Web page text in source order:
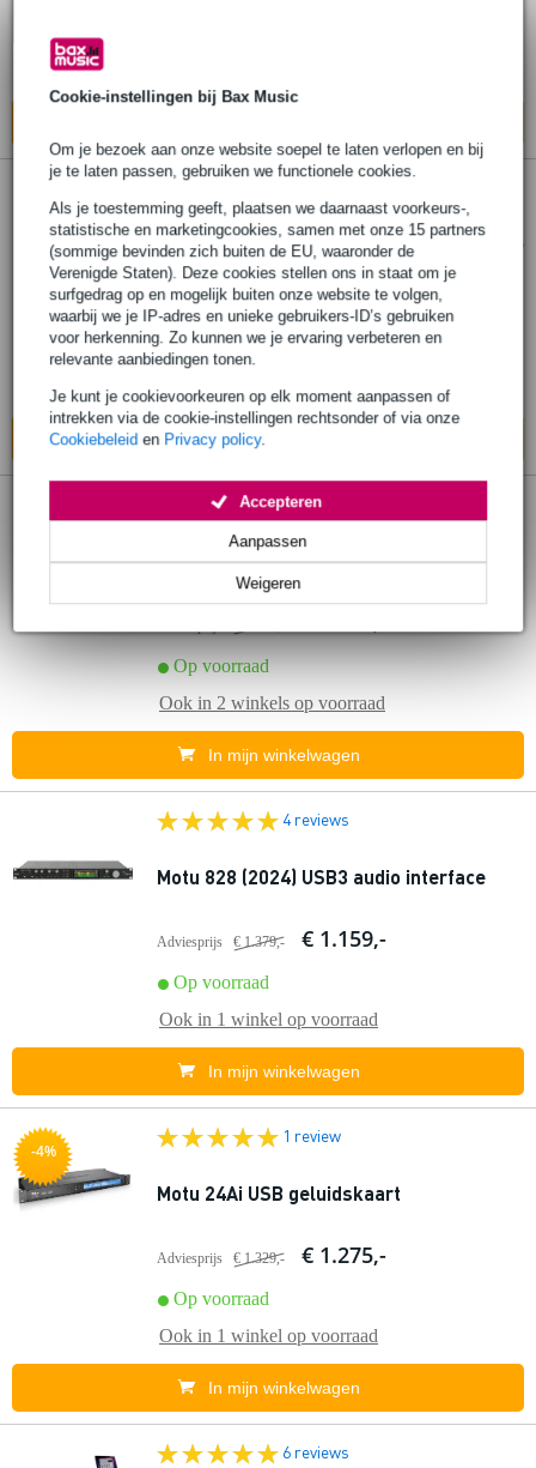
Cookie-instellingen bij Bax Music
Om je bezoek aan onze website soepel te laten verlopen en bij
je te laten passen, gebruiken we functionele cookies.
Als je toestemming geeft, plaatsen we daarnaast voorkeurs-,
statistische en marketingcookies, samen met onze 15 partners
(sommige bevinden zich buiten de EU, waaronder de
Verenigde Staten). Deze cookies stellen ons in staat om je
surfgedrag op en mogelijk buiten onze website te volgen,
waarbij we je IP-adres en unieke gebruikers-ID’s gebruiken
voor herkenning. Zo kunnen we je ervaring verbeteren en
relevante aanbiedingen tonen.
Je kunt je cookievoorkeuren op elk moment aanpassen of
intrekken via de cookie-instellingen rechtsonder of via onze
Cookiebeleid en Privacy policy.
Weigeren
Aanpassen
Accepteren
Motu UltraLite mk5 USB-C audio interface
Adviesprijs € 869,- € 798,-
Op voorraad
Ook in
1 winkelop voorraad
In mijn winkelwagen
1 review
Motu 16A (2025) audio interface
Op voorraad
Ook in 2 winkels op voorraad
In mijn winkelwagen
4 reviews
Motu 828 (2024) USB3 audio interface
Adviesprijs € 1.379,- € 1.159,-
Op voorraad
Ook in 1 winkel op voorraad
In mijn winkelwagen
-4%
1 review
Motu 24Ai USB geluidskaart
Adviesprijs € 1.329,- € 1.275,-
Op voorraad
Ook in 1 winkel op voorraad
In mijn winkelwagen
6 reviews